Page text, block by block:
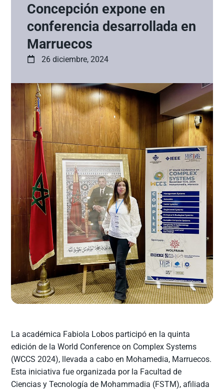
Concepción expone en
conferencia desarrollada en
Marruecos
26 diciembre, 2024
La académica Fabiola Lobos participó en la quinta
edición de la World Conference on Complex Systems
(WCCS 2024), llevada a cabo en Mohamedia, Marruecos.
Esta iniciativa fue organizada por la Facultad de
Ciencias y Tecnología de Mohammadia (FSTM), afiliada